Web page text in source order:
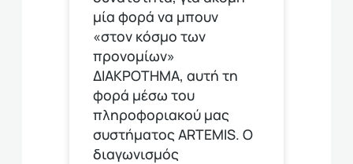
μία φορά να μπουν
«στον κόσμο των
προνομίων»
ΔΙΑΚΡΟΤΗΜΑ, αυτή τη
φορά μέσω του
πληροφοριακού μας
συστήματος ARTEMIS. Ο
διαγωνισμός